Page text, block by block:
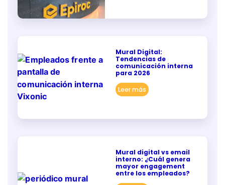
Mural Digital:
Tendencias de
comunicación interna
para 2026
Leer más
Mural digital vs email
interno: ¿Cuál genera
mayor engagement
entre los empleados?